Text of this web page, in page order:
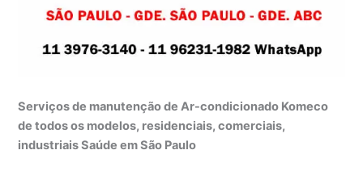
Serviços de manutenção de Ar-condicionado Komeco
de todos os modelos, residenciais, comerciais,
industriais Saúde em São Paulo